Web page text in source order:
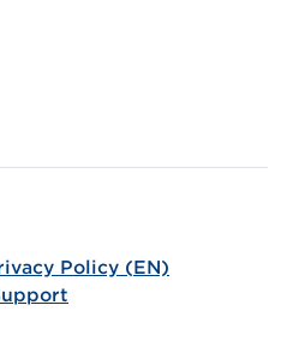
Policy (EN)